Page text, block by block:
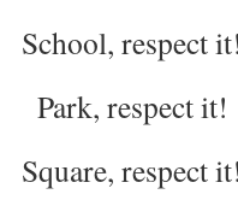
School, respect
Park, respect it!
Square, respect